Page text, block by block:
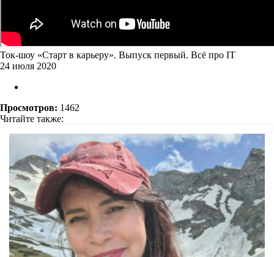
Ток-шоу «Старт в карьеру». Выпуск первый. Всё про IT
24 июля 2020
Просмотров: 1462
Читайте также: